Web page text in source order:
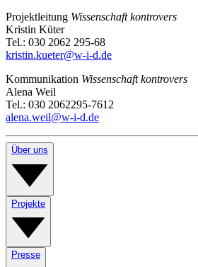
Projektleitung Wissenschaft kontrovers
Kristin Küter
Tel.: 030 2062 295-68
kristin.kueter@w-i-d.de
Kommunikation Wissenschaft kontrovers
Alena Weil
Tel.: 030 2062295-7612
alena.weil@w-i-d.de
Über uns
Projekte
Presse